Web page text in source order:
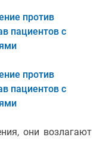
они возлагают